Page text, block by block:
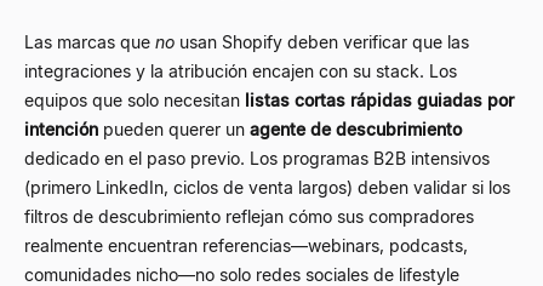
Las marcas que no usan Shopify deben verificar que las
integraciones y la atribución encajen con su stack. Los
equipos que solo necesitan listas cortas rápidas guiadas por
intención pueden querer un agente de descubrimiento
dedicado en el paso previo. Los programas B2B intensivos
(primero LinkedIn, ciclos de venta largos) deben validar si los
filtros de descubrimiento reflejan cómo sus compradores
realmente encuentran referencias—webinars, podcasts,
comunidades nicho—no solo redes sociales de lifestyle